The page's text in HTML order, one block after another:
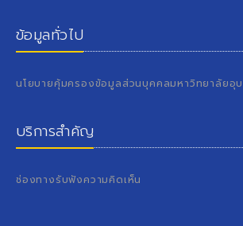
ข้อมูลทั่วไป
นโยบายคุ้มครองข้อมูลส่วนบุคคลมหาวิทยาลัยอุบ
บริการสำคัญ
ช่องทางรับฟังความคิดเห็น